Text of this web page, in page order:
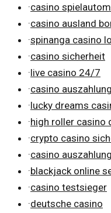
·casino
·casino ausland
·spinanga casino
·casino sicherheit
·live casino 24/7
·casino
·lucky dreams
·high roller casino
·crypto casino
·casino
·blackjack online
·casino testsieger
·deutsche casino